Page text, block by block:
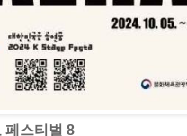
페스티벌 8